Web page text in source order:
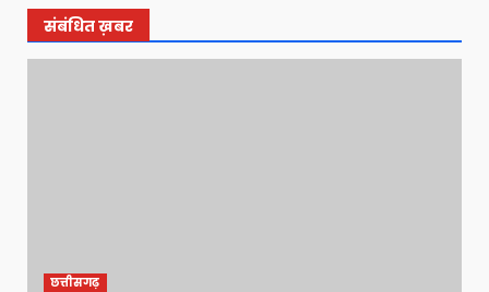
संबंधित ख़बर
छत्तीसगढ़